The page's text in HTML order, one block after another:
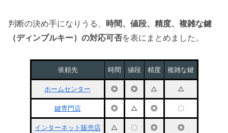
判断の決め手になりうる、 時間、値段、精度、複雑な鍵
（ディンプルキー）の対応可否を表にまとめました。
依頼先 時間 値段 精度 複雑な鍵
ホームセンター ◎ ◎ △ △
鍵専門店 ◎ △ ◎ 〇
インターネット販売店 △ 〇 ◎ ◎